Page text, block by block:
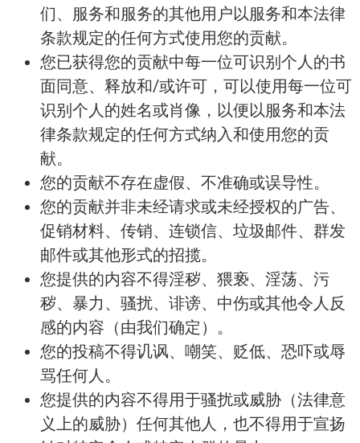
们、服务和服务的其他用户以服务和本法律
条款规定的任何方式使用您的贡献。
您已获得您的贡献中每一位可识别个人的书
面同意、释放和/或许可，可以使用每一位可
识别个人的姓名或肖像，以便以服务和本法
律条款规定的任何方式纳入和使用您的贡
献。
您的贡献不存在虚假、不准确或误导性。
您的贡献并非未经请求或未经授权的广告、
促销材料、传销、连锁信、垃圾邮件、群发
邮件或其他形式的招揽。
您提供的内容不得淫秽、猥亵、淫荡、污
秽、暴力、骚扰、诽谤、中伤或其他令人反
感的内容（由我们确定）。
您的投稿不得讥讽、嘲笑、贬低、恐吓或辱
骂任何人。
您提供的内容不得用于骚扰或威胁（法律意
义上的威胁）任何其他人，也不得用于宣扬